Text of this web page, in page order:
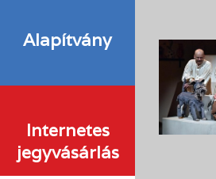
Alapítvány
Internetes
jegyvásárlás